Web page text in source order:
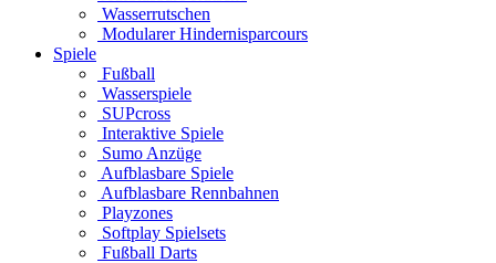
Wasserrutschen
Modularer Hindernisparcours
Spiele
Fußball
Wasserspiele
SUPcross
Interaktive Spiele
Sumo Anzüge
Aufblasbare Spiele
Aufblasbare Rennbahnen
Playzones
Softplay Spielsets
Fußball Darts